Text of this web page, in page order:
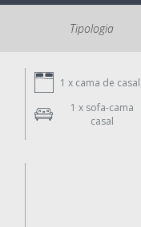
Tipologia
1 x cama de casal
1 x sofa-cama
casal